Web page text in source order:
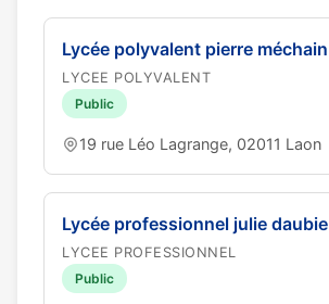
Lycée polyvalent pierre méchain
LYCEE POLYVALENT
Public
19 rue Léo Lagrange, 02011 Laon
Lycée professionnel julie daubie
LYCEE PROFESSIONNEL
Public